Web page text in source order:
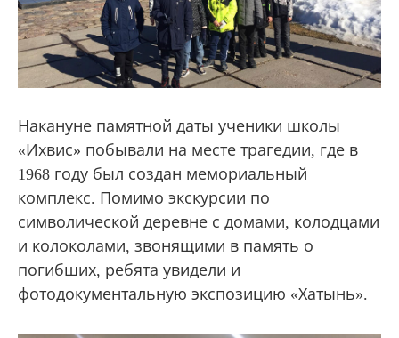
Накануне памятной даты ученики школы
«Ихвис» побывали на месте трагедии, где в
1968 году был создан мемориальный
комплекс. Помимо экскурсии по
символической деревне с домами, колодцами
и колоколами, звонящими в память о
погибших, ребята увидели и
фотодокументальную экспозицию «Хатынь».